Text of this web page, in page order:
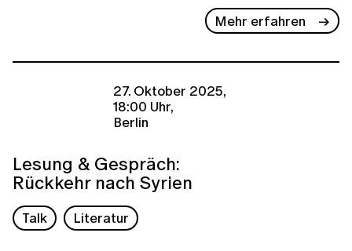
Mehr erfahren
27. Oktober 2025,
18:00 Uhr,
Berlin
Lesung & Gespräch:
Rückkehr nach Syrien
Talk Literatur